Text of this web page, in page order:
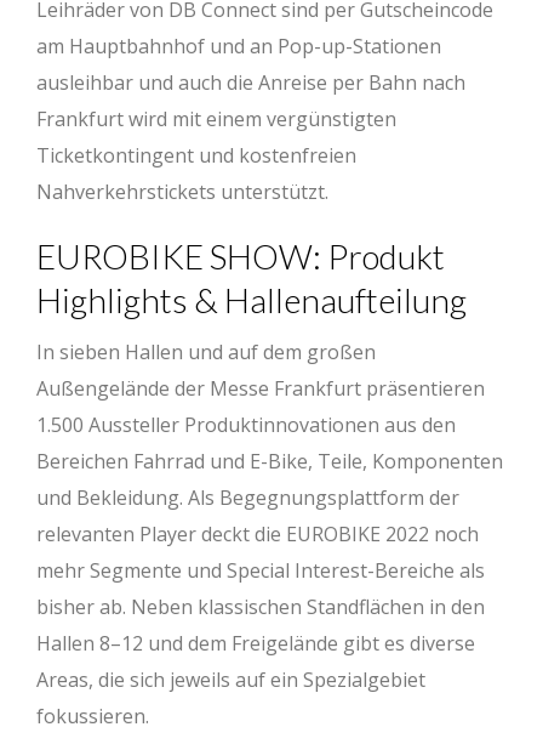
Leihräder von DB Connect sind per Gutscheincode
am Hauptbahnhof und an Pop-up-Stationen
ausleihbar und auch die Anreise per Bahn nach
Frankfurt wird mit einem vergünstigten
Ticketkontingent und kostenfreien
Nahverkehrstickets unterstützt.
EUROBIKE SHOW: Produkt
Highlights & Hallenaufteilung
In sieben Hallen und auf dem großen
Außengelände der Messe Frankfurt präsentieren
1.500 Aussteller Produktinnovationen aus den
Bereichen Fahrrad und E-Bike, Teile, Komponenten
und Bekleidung. Als Begegnungsplattform der
relevanten Player deckt die EUROBIKE 2022 noch
mehr Segmente und Special Interest-Bereiche als
bisher ab. Neben klassischen Standflächen in den
Hallen 8–12 und dem Freigelände gibt es diverse
Areas, die sich jeweils auf ein Spezialgebiet
fokussieren.